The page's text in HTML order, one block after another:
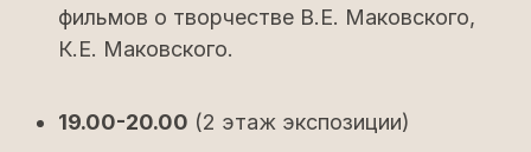
фильмов о творчестве В.Е. Маковского,
К.Е. Маковского.
19.00-20.00 (2 этаж экспозиции)